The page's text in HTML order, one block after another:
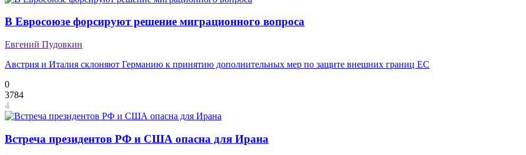
В Евросоюзе форсируют решение миграционного вопроса
Евгений Пудовкин
Австрия и Италия склоняют Германию к принятию дополнительных мер по защите внешних границ ЕС
0
3784
4
Встреча президентов РФ и США опасна для Ирана